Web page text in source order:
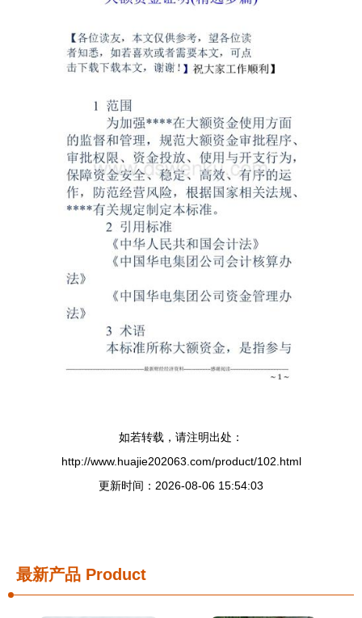
如若转载，请注明出处：
http://www.huajie202063.com/product/102.html
更新时间：2026-08-06 15:54:03
最新产品 Product